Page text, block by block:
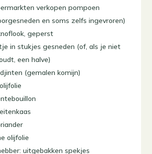
verkopen pompoen
en soms zelfs ingevroren)
geperst
in stukjes gesneden (of, als je niet
een halve)
(gemalen komijn)
olijfolie
uitgebakken spekjes